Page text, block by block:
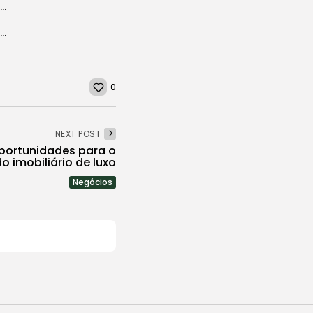
Giovanni Zarutti explica quando a carta de crédito pode fazer sentido na...
Daniel Rodhrigues mostra o que faz um diretor de comunicação na prática
0
NEXT POST
para o
imobiliário de luxo
Negócios